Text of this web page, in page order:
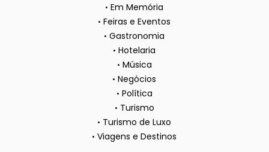
Em Memória
Feiras e Eventos
Gastronomia
Hotelaria
Música
Negócios
Política
Turismo
Turismo de Luxo
Viagens e Destinos